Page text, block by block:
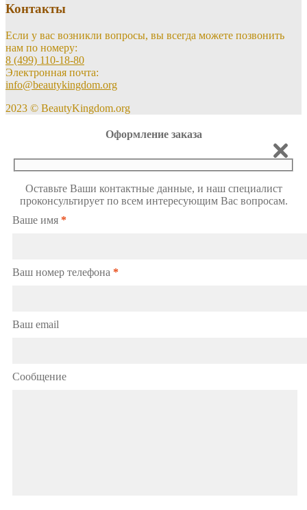
Контакты
Если у вас возникли вопросы, вы всегда можете позвонить
нам по номеру:
8 (499) 110-18-80
Электронная почта:
info@beautykingdom.org
2023 © BeautyKingdom.org
Оформление заказа
Оставьте Ваши контактные данные, и наш специалист
проконсультирует по всем интересующим Вас вопросам.
Ваше имя *
Ваш номер телефона *
Ваш email
Сообщение